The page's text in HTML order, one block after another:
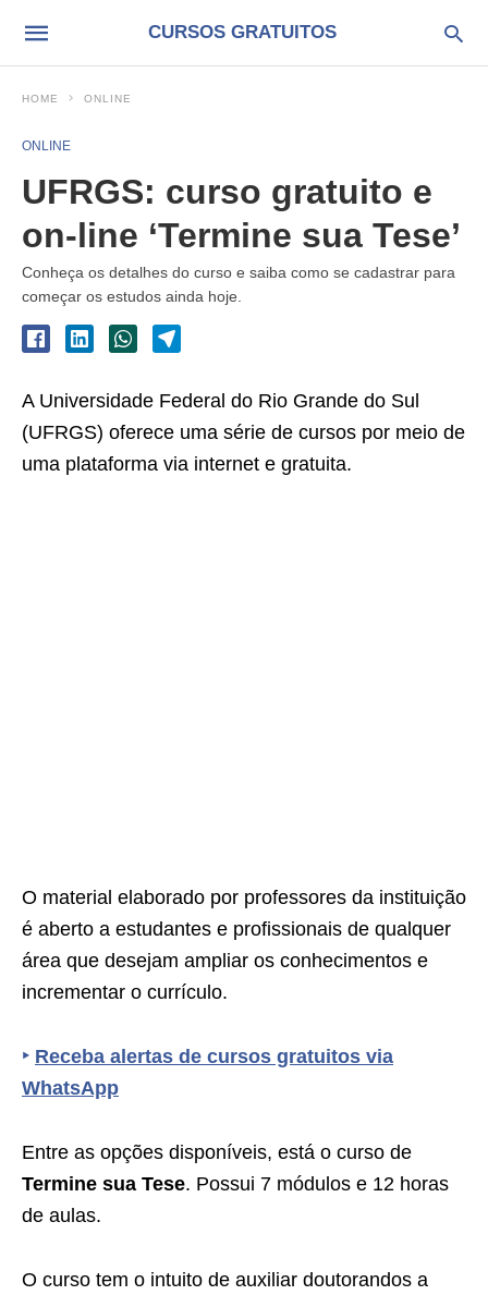
CURSOS GRATUITOS
HOME ONLINE
ONLINE
UFRGS: curso gratuito e
on-line ‘Termine sua Tese’
Conheça os detalhes do curso e saiba como se cadastrar para
começar os estudos ainda hoje.
A Universidade Federal do Rio Grande do Sul
(UFRGS) oferece uma série de cursos por meio de
uma plataforma via internet e gratuita.
O material elaborado por professores da instituição
é aberto a estudantes e profissionais de qualquer
área que desejam ampliar os conhecimentos e
incrementar o currículo.
‣ Receba alertas de cursos gratuitos via
WhatsApp
Entre as opções disponíveis, está o curso de
Termine sua Tese. Possui 7 módulos e 12 horas
de aulas.
O curso tem o intuito de auxiliar doutorandos a